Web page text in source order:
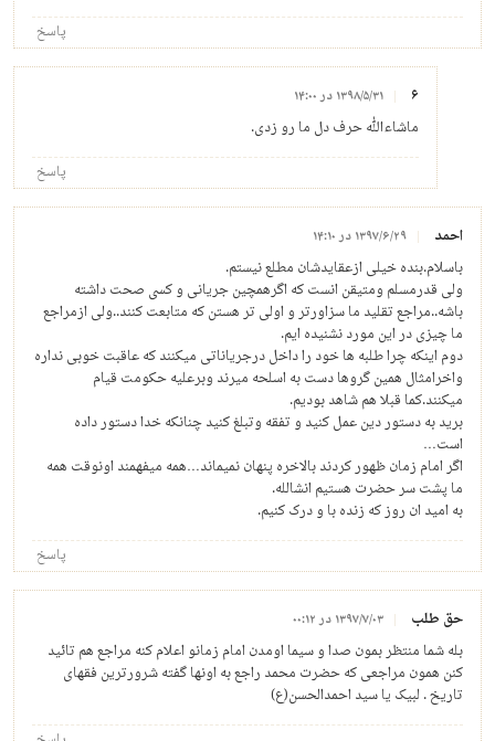
پاسخ
۶ ۱۳۹۸/۵/۳۱ در ۱۴:۰۰
ماشاءالله حرف دل ما رو زدی.
پاسخ
احمد ۱۳۹۷/۶/۲۹ در ۱۴:۱۰
باسلام.بنده خیلی ازعقایدشان مطلع نیستم.
ولی قدرمسلم ومتیقن انست که اگرهمچین جریانی و کسی صحت داشته
باشه..مراجع تقلید ما سزاورتر و اولی تر هستن که متابعت کنند..ولی ازمراجع
ما چیزی در این مورد نشنیده ایم.
دوم اینکه چرا طلبه ها خود را داخل درجریاناتی میکنند که عاقبت خوبی نداره
واخرامثال همین گروها دست به اسلحه میرند وبرعلیه حکومت قیام
میکنند.کما قبلا هم شاهد بودیم.
برید به دستور دین عمل کنید و تفقه وتبلغ کنید چنانکه خدا دستور داده
است…
اگر امام زمان ظهور کردند بالاخره پنهان نمیماند…همه میفهمند اونوقت همه
ما پشت سر حضرت هستیم انشالله.
به امید ان روز که زنده با و درک کنیم.
پاسخ
حق طلب ۱۳۹۷/۷/۰۳ در ۰۰:۱۲
بله شما منتظر بمون صدا و سیما اومدن امام زمانو اعلام کنه مراجع هم تائید
کنن همون مراجعی که حضرت محمد راجع به اونها گفته شرورترین فقهای
تاریخ . لبیک یا سید احمدالحسن(ع)